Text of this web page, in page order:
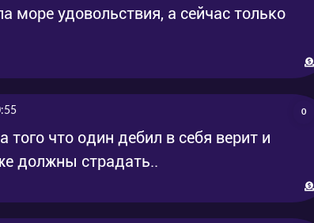
море удовольствия, а сейчас только
0
что один дебил в себя верит и
должны страдать..